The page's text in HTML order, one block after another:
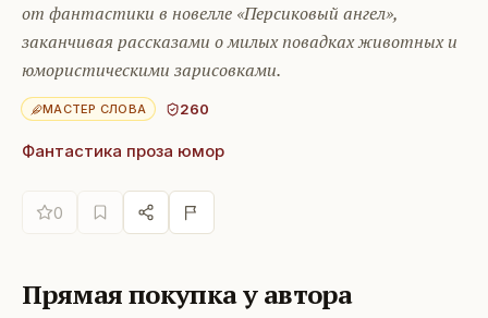
от фантастики в новелле «Персиковый ангел»,
заканчивая рассказами о милых повадках животных и
юмористическими зарисовками.
МАСТЕР СЛОВА 260
Фантастика проза юмор
0
Прямая покупка у автора